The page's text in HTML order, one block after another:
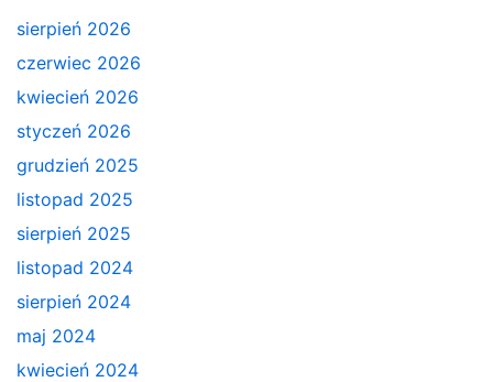
sierpień 2026
czerwiec 2026
kwiecień 2026
styczeń 2026
grudzień 2025
listopad 2025
sierpień 2025
listopad 2024
sierpień 2024
maj 2024
kwiecień 2024